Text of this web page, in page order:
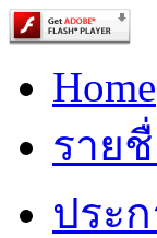
Home
ราย
ประ